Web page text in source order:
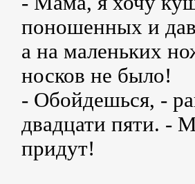
поношенных и
а на маленьких
носков не было!
- Обойдешься, -
двадцати пяти. -
придут!